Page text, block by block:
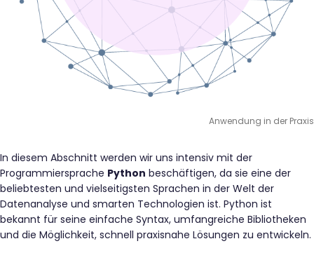
Anwendung in der Praxis
In diesem Abschnitt werden wir uns intensiv mit der
Programmiersprache Python beschäftigen, da sie eine der
beliebtesten und vielseitigsten Sprachen in der Welt der
Datenanalyse und smarten Technologien ist. Python ist
bekannt für seine einfache Syntax, umfangreiche Bibliotheken
und die Möglichkeit, schnell praxisnahe Lösungen zu entwickeln.